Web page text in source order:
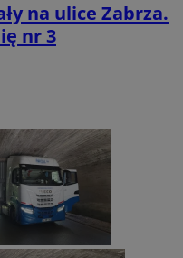
na ulice Zabrza.
nr 3